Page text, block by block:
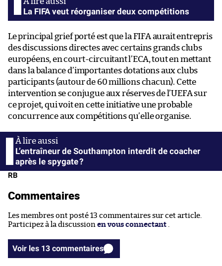
La FIFA veut réorganiser deux compétitions
Le principal grief porté est que la FIFA aurait entrepris
des discussions directes avec certains grands clubs
européens, en court-circuitant l’ECA, tout en mettant
dans la balance d’importantes dotations aux clubs
participants (autour de 60 millions chacun). Cette
intervention se conjugue aux réserves de l’UEFA sur
ce projet, qui voit en cette initiative une probable
concurrence aux compétitions qu’elle organise.
L’entraîneur de Southampton interdit de coacher
après le spygate ?
RB
Commentaires
Les membres ont posté 13 commentaires sur cet article.
Participez à la discussion en vous connectant
Voir les 13 commentaires